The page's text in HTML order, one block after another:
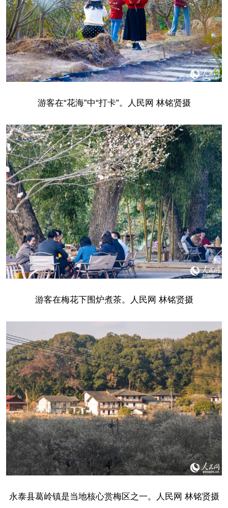
游客在“花海”中“打卡”。人民网 林铭贤摄
游客在梅花下围炉煮茶。人民网 林铭贤摄
永泰县葛岭镇是当地核心赏梅区之一。人民网 林铭贤摄